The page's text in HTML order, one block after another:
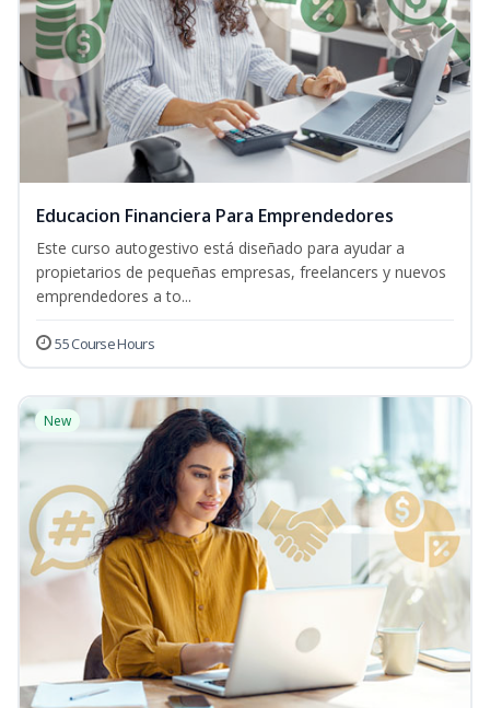
Educacion Financiera Para Emprendedores
Este curso autogestivo está diseñado para ayudar a
propietarios de pequeñas empresas, freelancers y nuevos
emprendedores a to...
55 Course Hours
New